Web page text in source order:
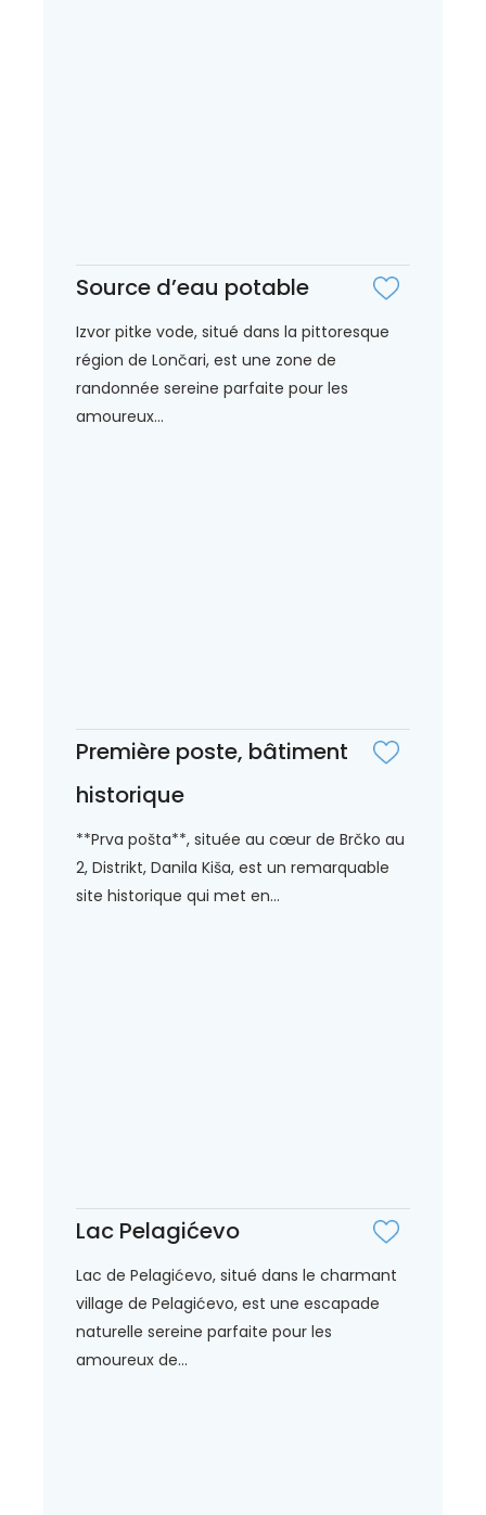
Source d’eau potable
Izvor pitke vode, situé dans la pittoresque
région de Lončari, est une zone de
randonnée sereine parfaite pour les
amoureux...
Première poste, bâtiment
historique
**Prva pošta**, située au cœur de Brčko au
2, Distrikt, Danila Kiša, est un remarquable
site historique qui met en...
Lac Pelagićevo
Lac de Pelagićevo, situé dans le charmant
village de Pelagićevo, est une escapade
naturelle sereine parfaite pour les
amoureux de...